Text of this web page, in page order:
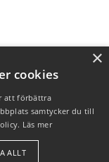
×
cookies
att förbättra
samtycker du till
Läs mer
ALLT